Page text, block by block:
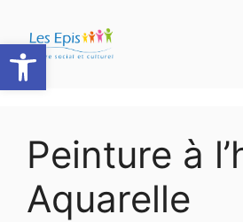
Ouvrir la barre d’outils
contenu
Peinture à
Aquarelle